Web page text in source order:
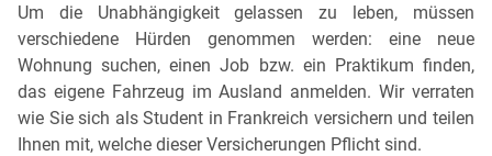
Um die Unabhängigkeit gelassen zu leben, müssen
verschiedene Hürden genommen werden: eine neue
Wohnung suchen, einen Job bzw. ein Praktikum finden,
das eigene Fahrzeug im Ausland anmelden. Wir verraten
wie Sie sich als Student in Frankreich versichern und teilen
Ihnen mit, welche dieser Versicherungen Pflicht sind.